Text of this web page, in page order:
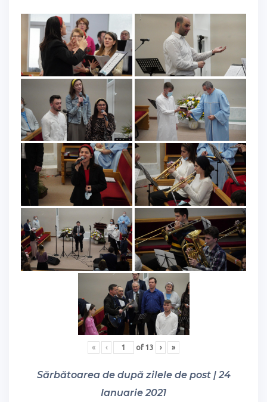
« ‹ of 13 › »
Sărbătoarea de după zilele de post | 24
Ianuarie 2021